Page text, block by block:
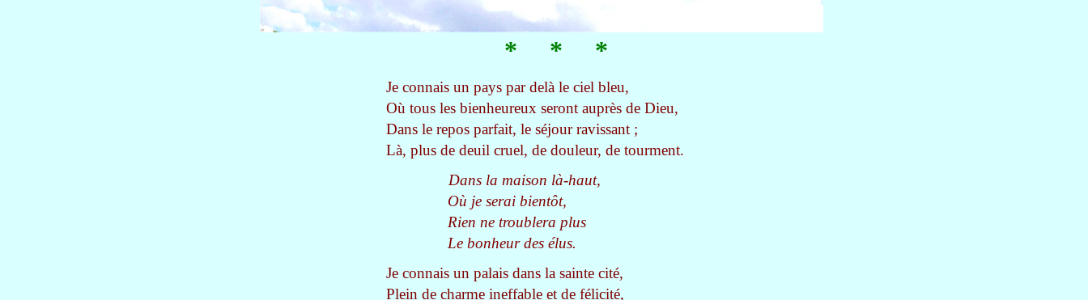
* * *
Je connais un pays par delà le ciel bleu,
Où tous les bienheureux seront auprès de Dieu,
Dans le repos parfait, le séjour ravissant ;
Là, plus de deuil cruel, de douleur, de tourment.
Dans la maison là-haut,
Où je serai bientôt,
Rien ne troublera plus
Le bonheur des élus.
Je connais un palais dans la sainte cité,
Plein de charme ineffable et de félicité,